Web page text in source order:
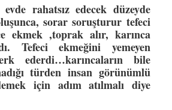
rahatsız edecek düzeyde
sorar soruşturur tefeci
ekmek ,toprak alır, karınca
Tefeci ekmeğini yemeyen
ederdi…karıncaların bile
türden insan görünümlü
için adım atılmalı diye